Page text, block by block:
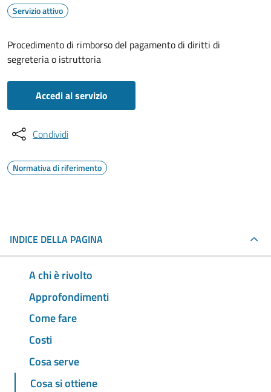
Servizio attivo
Procedimento di rimborso del pagamento di diritti di
segreteria o istruttoria
Accedi al servizio
Condividi
Normativa di riferimento
INDICE DELLA PAGINA
A chi è rivolto
Approfondimenti
Come fare
Costi
Cosa serve
Cosa si ottiene